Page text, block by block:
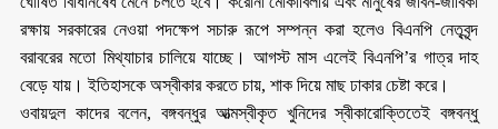
রক্ষায় সরকারের নেওয়া পদক্ষেপ সচারু রূপে সম্পন্ন করা হলেও বিএনপি নেতৃবৃন্দ
বরাবরের মতো মিথ্যাচার চালিয়ে যাচ্ছে। আগস্ট মাস এলেই বিএনপি’র গাত্র দাহ
বেড়ে যায়। ইতিহাসকে অস্বীকার করতে চায়, শাক দিয়ে মাছ ঢাকার চেষ্টা করে।
ওবায়দুল কাদের বলেন, বঙ্গবন্ধুর আত্মস্বীকৃত খুনিদের স্বীকারোক্তিতেই বঙ্গবন্ধু